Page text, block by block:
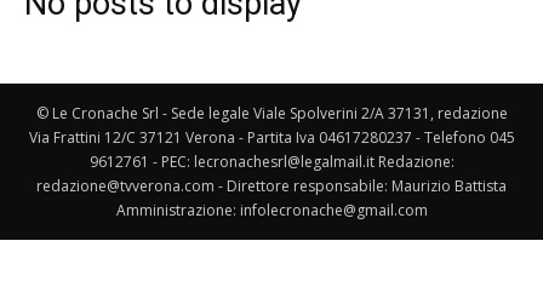
© Le Cronache Srl - Sede legale Viale Spolverini 2/A 37131, redazione
Via Frattini 12/C 37121 Verona - Partita Iva 04617280237 - Telefono 045
9612761 - PEC: lecronachesrl@legalmail.it Redazione:
redazione@tvverona.com - Direttore responsabile: Maurizio Battista
Amministrazione: infolecronache@gmail.com